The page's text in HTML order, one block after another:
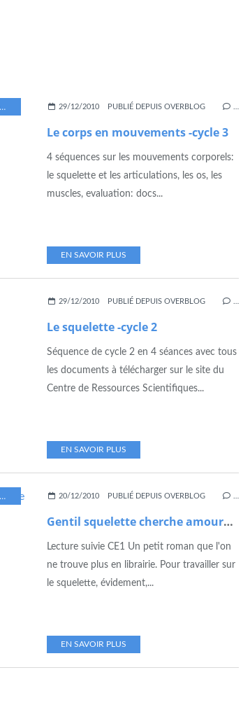
, SQUELETTE 29/12/2010 PUBLIÉ DEPUIS OVERBLOG
Le corps en mouvements -cycle 3
4 séquences sur les mouvements corporels:
le squelette et les articulations, les os, les
muscles, evaluation: docs...
EN SAVOIR PLUS
29/12/2010 PUBLIÉ DEPUIS OVERBLOG
Le squelette -cycle 2
Séquence de cycle 2 en 4 séances avec tous
les documents à télécharger sur le site du
Centre de Ressources Scientifiques...
EN SAVOIR PLUS
LECTURE SUIVIE,QUESTIONS,SCIENCES,SQUELETTE TAPUSCRIT
20/12/2010 PUBLIÉ DEPUIS OVERBLOG
Gentil squelette cherche amourette
Lecture suivie CE1 Un petit roman que l'on
ne trouve plus en librairie. Pour travailler sur
le squelette, évidement,...
EN SAVOIR PLUS